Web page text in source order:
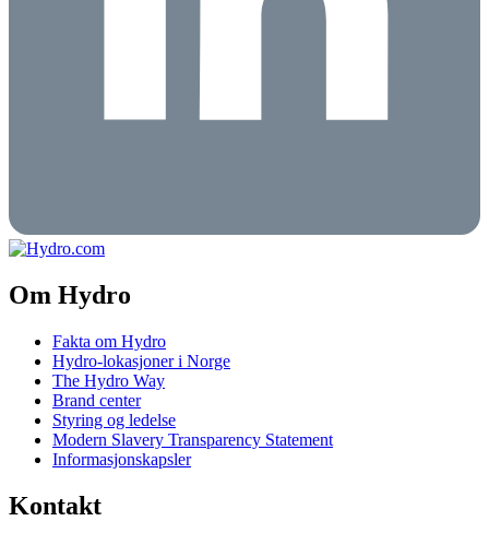
Om Hydro
Fakta om Hydro
Hydro-lokasjoner i Norge
The Hydro Way
Brand center
Styring og ledelse
Modern Slavery Transparency Statement
Informasjonskapsler
Kontakt